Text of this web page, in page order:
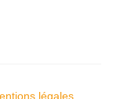
légales